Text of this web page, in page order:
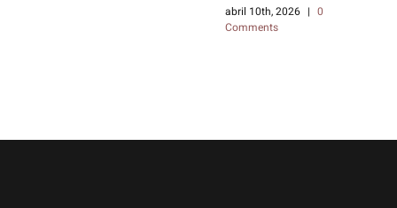
abril 10th, 2026 | 0
Comments